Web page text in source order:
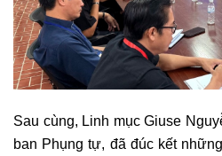
Sau cùng, Linh mục Giuse
ban Phụng tự, đã đúc kết